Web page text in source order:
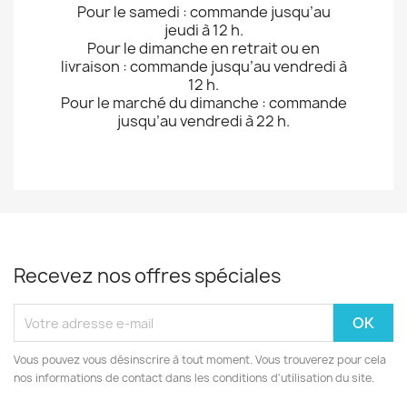
Pour le samedi : commande jusqu’au
jeudi à 12 h.
Pour le dimanche en retrait ou en
livraison : commande jusqu’au vendredi à
12 h.
Pour le marché du dimanche : commande
jusqu’au vendredi à 22 h.
Recevez nos offres spéciales
Vous pouvez vous désinscrire à tout moment. Vous trouverez pour cela
nos informations de contact dans les conditions d'utilisation du site.